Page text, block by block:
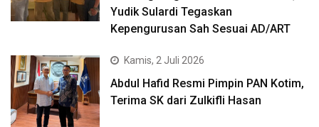
Yudik Sulardi Tegaskan
Kepengurusan Sah Sesuai AD/ART
Kamis, 2 Juli 2026
Abdul Hafid Resmi Pimpin PAN Kotim,
Terima SK dari Zulkifli Hasan